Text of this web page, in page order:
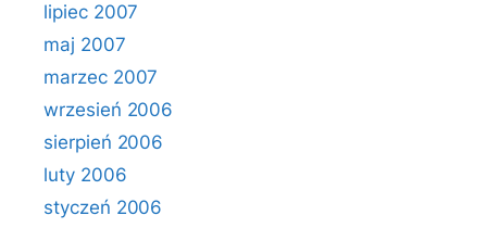
lipiec 2007
maj 2007
marzec 2007
wrzesień 2006
sierpień 2006
luty 2006
styczeń 2006